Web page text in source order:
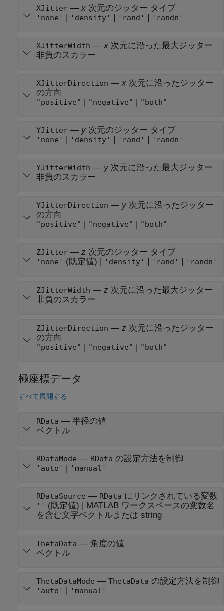
XJitter— x次元のジッター タイプ
'none' | 'density' | 'rand' | 'randn'
XJitterWidth — x次元に沿った最大ジッター
非負のスカラー
XJitterDirection —x次元に沿ったジッター
の方向
"positive" | "negative" | "both"
YJitter— y次元のジッター タイプ
'none' | 'density' | 'rand' | 'randn'
YJitterWidth — y次元に沿った最大ジッター
非負のスカラー
YJitterDirection — y次元に沿ったジッター
の方向
"positive" "negative" "both"
ZJitter— z 次元のジッター タイプ
'none' (既定値) | 'density' 'rand' 'randn'
ZJitterWidth — z 次元に沿った最大ジッター
非負のスカラー
ZJitterDirection — z 次元に沿ったジッター
の方向
"positive" | "negative" | "both"
極座標データ
すべて展開する
RData — 半径の値
ベクトル
RDataMode — RData の設定方法を制御
'auto' 'manual'
RDataSource — RData にリンクされている変数
'' (既定値) |
MATLAB ワークスペースの変数名
を含む文字ベクトルまたは string
ThetaData — 角度の値
ベクトル
ThetaDataMode — ThetaData の設定方法を制御
'auto' | 'manual'